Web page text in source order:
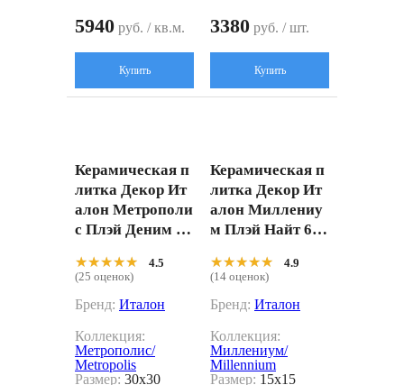
5940 руб. / кв.м.
Купить
3380 руб. / шт.
Купить
Керамическая п
литка Декор Ит
алон Метрополи
с Плэй Деним 60
й 30x30
★★★★★
★★★★★
4.5
(25 оценок)
Бренд: Италон
Коллекция:
Метрополис/
Metropolis
Размер: 30x30
Керамическая п
литка Декор Ит
алон Миллениу
м Плэй Найт 600
ый 15x15
★★★★★
★★★★★
4.9
(14 оценок)
Бренд: Италон
Коллекция:
Миллениум/
Millennium
Размер: 15x15